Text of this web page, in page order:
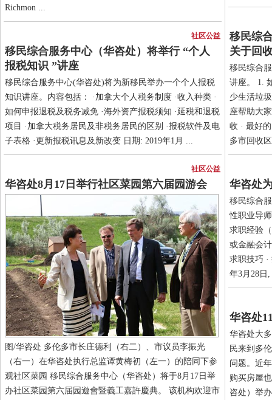
Richmon ...
社区公益
移民综合服务中心（华咨处）将举行 “个人
报税知识 ”讲座
移民综合服务中心(华咨处)将为新移民举办一个个人报税
知识讲座。内容包括： ·加拿大个人税务制度 ·收入种类 ·
如何申报退税及税务减免 ·海外资产报税须知 ·延税和退税
项目 ·加拿大税务居民及非税务居民的区别 ·报税软件及电
子表格 ·更新报税讯息及新改变 日期: 2019年1月 ...
社区公益
华咨处8月17日举行社区菜园第六届园游会
图/华咨处 多伦多市长庄德利（右二）、市议员李振光
（右一）在华咨处执行总监谭黄梅初（左一）的陪同下参
观社区菜园 移民综合服务中心（华咨处）将于8月17日举
办社区菜园第六届园遊會暨義工嘉許慶典。 该机构欢迎市
移民综
关于回
移民综合
讲座。 1.
少生活垃
座帮助大
收 · 最好
多市回收
华咨处
移民综合
性职业导
求职经验
或金融会
求职技巧
年3月28日
华咨处
华咨处大
民来到多
问题。近
购买房屋
咨处）举